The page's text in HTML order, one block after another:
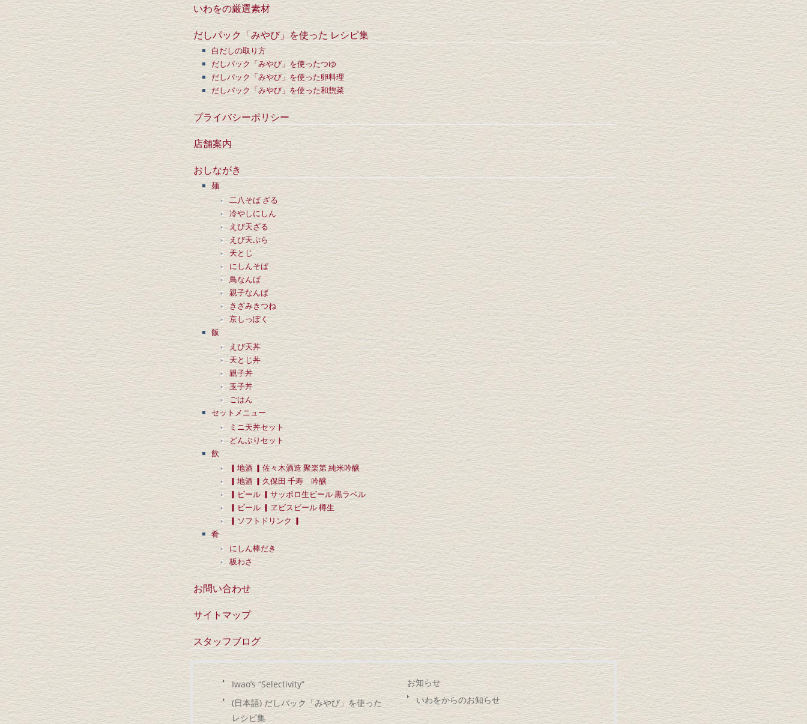
いわをの厳選素材
だしパック「みやび」を使った レシピ集
白だしの取り方
だしパック「みやび」を使ったつゆ
だしパック「みやび」を使った卵料理
だしパック「みやび」を使った和惣菜
プライバシーポリシー
店舗案内
おしながき
麺
二八そば ざる
冷やしにしん
えび天ざる
えび天ぷら
天とじ
にしんそば
鳥なんば
親子なんば
きざみきつね
京しっぽく
飯
えび天丼
天とじ丼
親子丼
玉子丼
ごはん
セットメニュー
ミニ天丼セット
どんぶりセット
飲
▎地酒 ▎佐々木酒造 聚楽第 純米吟醸
▎地酒 ▎久保田 千寿 吟醸
▎ビール ▎サッポロ生ビール 黒ラベル
▎ビール ▎ヱビスビール 樽生
▎ソフトドリンク ▎
肴
にしん棒だき
板わさ
お問い合わせ
サイトマップ
スタッフブログ
Iwao’s “Selectivity”
(日本語) だしパック「みやび」を使った
レシピ集
お知らせ
いわをからのお知らせ